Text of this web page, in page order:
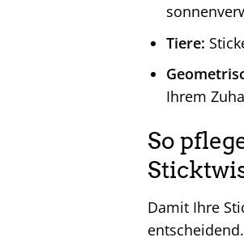
Tiere:
Ihrem
So
Damit Ihre